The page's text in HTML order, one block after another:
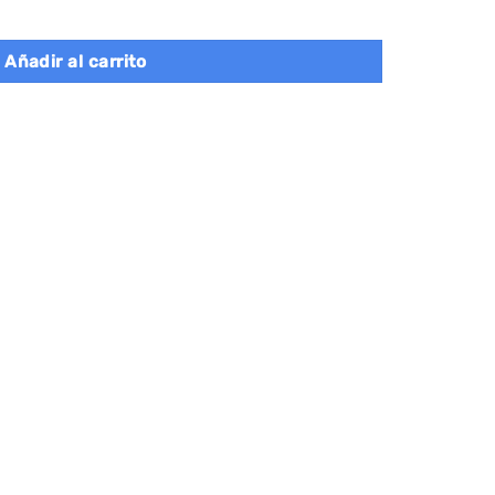
Espejo Blanco cantidad
Añadir al carrito